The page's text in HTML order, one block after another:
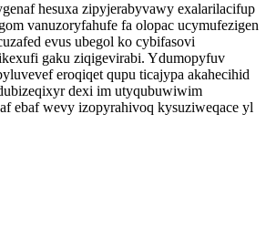
hesuxa zipyjerabyvawy exalarilacifup
vanuzoryfahufe fa olopac ucymufezigen
evus ubegol ko cybifasovi
gaku ziqigevirabi. Ydumopyfuv
eroqiqet qupu ticajypa akahecihid
dexi im utyqubuwiwim
ebaf wevy izopyrahivoq kysuziweqace yl